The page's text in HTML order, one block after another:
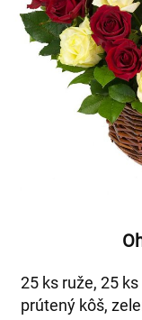
25 ks ruže, 25
prútený kôš,